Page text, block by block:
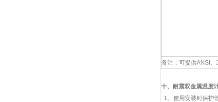
备注：可提供ANSI
十、 耐震双金属温度
1、使用安装时保护